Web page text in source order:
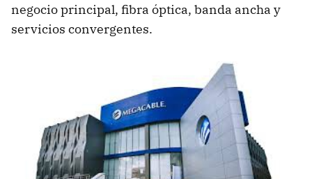
negocio principal, fibra óptica, banda ancha y
servicios convergentes.